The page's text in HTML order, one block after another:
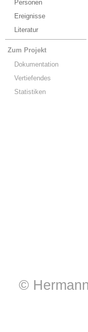
Personen
Ereignisse
Literatur
Zum Projekt
Dokumentation
Vertiefendes
Statistiken
©